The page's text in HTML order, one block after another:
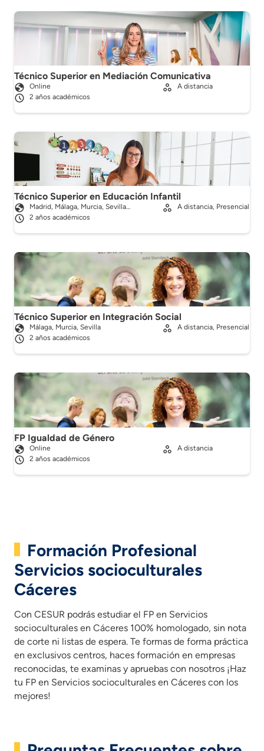
Técnico Superior en Mediación Comunicativa
Online
2 años académicos
A distancia
Técnico Superior en Educación Infantil
Madrid, Málaga, Murcia, Sevilla…
2 años académicos
A distancia, Presencial
Técnico Superior en Integración Social
Málaga, Murcia, Sevilla
2 años académicos
A distancia, Presencial
FP Igualdad de Género
Online
2 años académicos
A distancia
Formación Profesional
Servicios socioculturales
Cáceres
Con CESUR podrás estudiar el FP en Servicios
socioculturales en Cáceres 100% homologado, sin nota
de corte ni listas de espera. Te formas de forma práctica
en exclusivos centros, haces formación en empresas
reconocidas, te examinas y apruebas con nosotros ¡Haz
tu FP en Servicios socioculturales en Cáceres con los
mejores!